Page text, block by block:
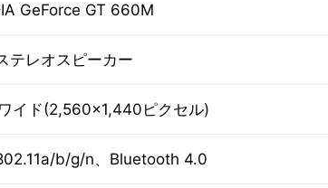
GeForce GT 660M
テレオスピーカー
イド(2,560×1,440ピクセル)
b/g/n、Bluetooth 4.0